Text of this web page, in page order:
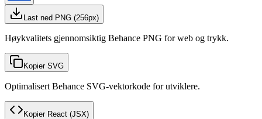
Last ned PNG (256px)
Høykvalitets gjennomsiktig Behance PNG for web og trykk.
Kopier SVG
Optimalisert Behance SVG-vektorkode for utviklere.
Kopier React (JSX)